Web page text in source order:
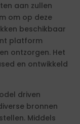
aan zullen
om op deze
beschikbaar
platform
ontzorgen. Het
en ontwikkeld
driven
bronnen
Middels